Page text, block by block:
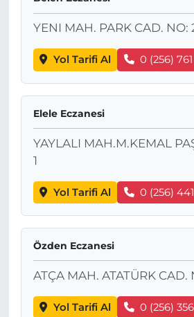
YENI MAH. PARK CAD. NO:
Yol Tarifi Al 0 (256)
Elele Eczanesi
YAYLALI MAH.M.KEMAL
1
Yol Tarifi Al 0 (256)
Özden Eczanesi
ATÇA MAH. ATATÜRK CAD.
Yol Tarifi Al 0 (256)